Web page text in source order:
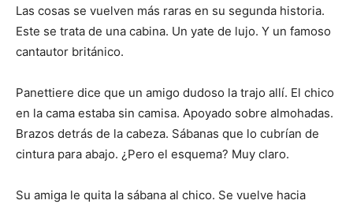
Las cosas se vuelven más raras en su segunda historia.
Este se trata de una cabina. Un yate de lujo. Y un famoso
cantautor británico.
Panettiere dice que un amigo dudoso la trajo allí. El chico
en la cama estaba sin camisa. Apoyado sobre almohadas.
Brazos detrás de la cabeza. Sábanas que lo cubrían de
cintura para abajo. ¿Pero el esquema? Muy claro.
Su amiga le quita la sábana al chico. Se vuelve hacia